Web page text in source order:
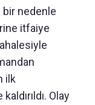
nedenle
itfaiye
ilk
Olay